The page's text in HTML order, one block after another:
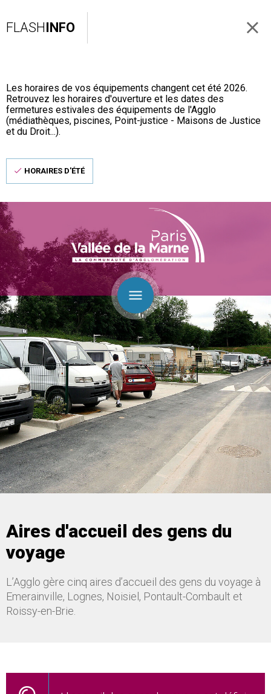
FLASHINFO
Les horaires de vos équipements changent cet été 2026.
Retrouvez les horaires d'ouverture et les dates des
fermetures estivales des équipements de l'Agglo
(médiathèques, piscines, Point-justice - Maisons de Justice
et du Droit...).
HORAIRES D'ÉTÉ
Aires d'accueil des gens du
voyage
L’Agglo gère cinq aires d’accueil des gens du voyage à
Emerainville, Lognes, Noisiel, Pontault-Combault et
Roissy-en-Brie.